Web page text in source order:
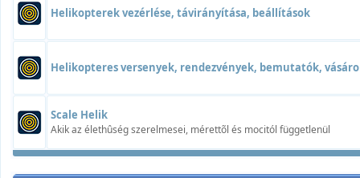
Helikopterek vezérlése, távirányítása, beállítások
Helikopteres versenyek, rendezvények, bemutatók,
Scale Helik
Akik az élethûség szerelmesei, mérettõl és mocitól függetlenül